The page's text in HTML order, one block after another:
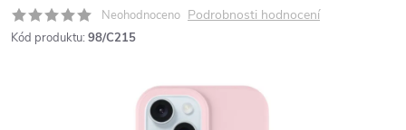
Neohodnoceno Podrobnosti hodnocení
Kód produktu: 98/C215